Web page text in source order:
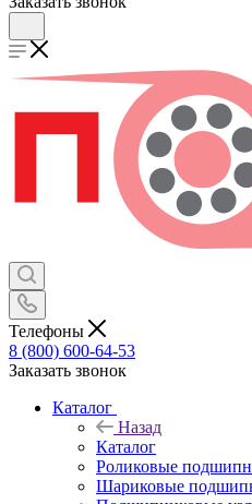
Телефоны
8 (800) 600-64-53
Заказать звонок
Каталог
Назад
Каталог
Роликовые
Шариковые